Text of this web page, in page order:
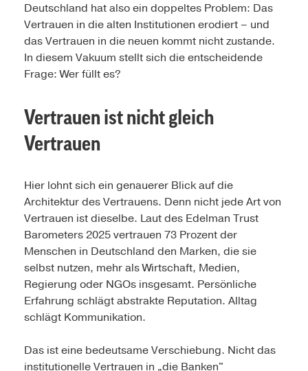
Deutschland hat also ein doppeltes Problem: Das
Vertrauen in die alten Institutionen erodiert – und
das Vertrauen in die neuen kommt nicht zustande.
In diesem Vakuum stellt sich die entscheidende
Frage: Wer füllt es?
Vertrauen ist nicht gleich
Vertrauen
Hier lohnt sich ein genauerer Blick auf die
Architektur des Vertrauens. Denn nicht jede Art von
Vertrauen ist dieselbe. Laut des Edelman Trust
Barometers 2025 vertrauen 73 Prozent der
Menschen in Deutschland den Marken, die sie
selbst nutzen, mehr als Wirtschaft, Medien,
Regierung oder NGOs insgesamt. Persönliche
Erfahrung schlägt abstrakte Reputation. Alltag
schlägt Kommunikation.
Das ist eine bedeutsame Verschiebung. Nicht das
institutionelle Vertrauen in „die Banken"